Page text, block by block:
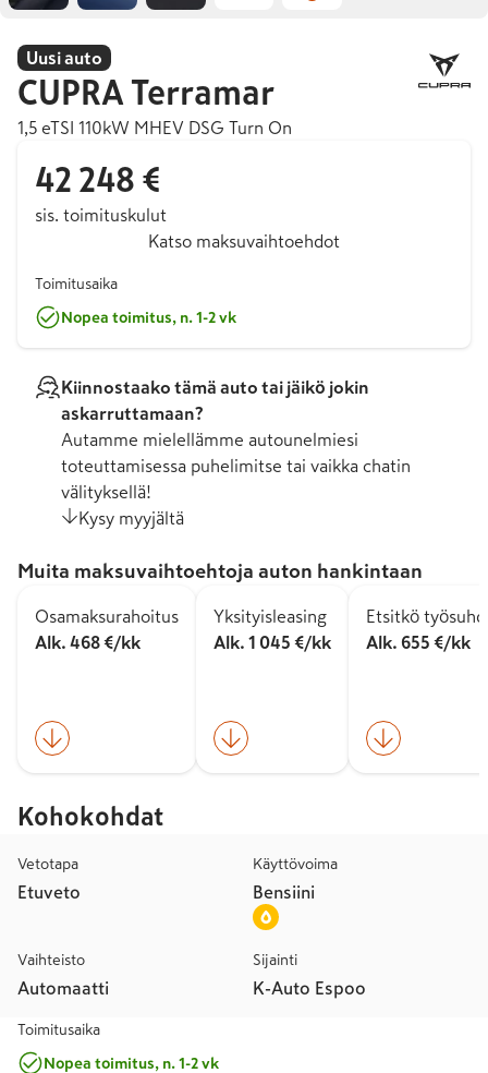
Uusi auto
CUPRA Terramar
1,5 eTSI 110kW MHEV DSG Turn On
42 248 €
sis. toimituskulut
Katso maksuvaihtoehdot
Toimitusaika
Nopea toimitus, n. 1-2 vk
Kiinnostaako tämä auto tai jäikö jokin
askarruttamaan?
Autamme mielellämme autounelmiesi
toteuttamisessa puhelimitse tai vaikka chatin
välityksellä!
Kysy myyjältä
Muita maksuvaihtoehtoja auton hankintaan
Osamaksurahoitus
Alk. 468 €/kk
Yksityisleasing
Alk. 1 045 €/kk
Etsitkö
Alk. 655 €/kk
Kohokohdat
Vetotapa
Etuveto
Käyttövoima
Bensiini
Vaihteisto
Automaatti
Sijainti
K-Auto Espoo
Toimitusaika
Nopea toimitus, n. 1-2 vk